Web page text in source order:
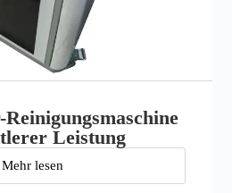
Leistung
Mehr lesen